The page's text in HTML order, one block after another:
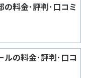
の料金･評判･口コミ
ルの料金･評判･口コ